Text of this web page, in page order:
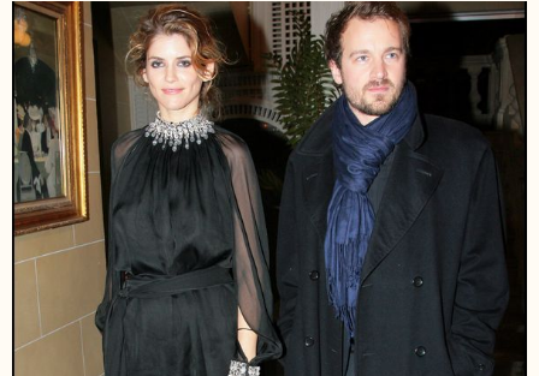
2009, le couple avait
donné naissance à un
petit garçon
prénommé Charlie
Jocelyn Quivrin, Alice
Taglioni et leur enfant
Charlie à Anduze pour
le mariage de Jean
Dujardin et Alexandra
Lamy. Crédit :
JACOVIDES-MOREAU /
BESTIMAGE